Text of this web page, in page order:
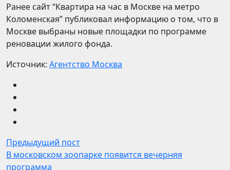
Ранее сайт “Квартира на час в Москве на метро
Коломенская” публиковал информацию о том, что в
Москве выбраны новые площадки по программе
реновации жилого фонда.
Источник: Агентство Москва
Предыдущий пост
В московском зоопарке появится вечерняя
программа